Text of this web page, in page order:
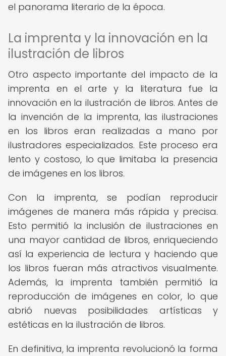
el panorama literario de la época.
La imprenta y la innovación en la
ilustración de libros
Otro aspecto importante del impacto de la
imprenta en el arte y la literatura fue la
innovación en la ilustración de libros. Antes de
la invención de la imprenta, las ilustraciones
en los libros eran realizadas a mano por
ilustradores especializados. Este proceso era
lento y costoso, lo que limitaba la presencia
de imágenes en los libros.
Con la imprenta, se podían reproducir
imágenes de manera más rápida y precisa.
Esto permitió la inclusión de ilustraciones en
una mayor cantidad de libros, enriqueciendo
así la experiencia de lectura y haciendo que
los libros fueran más atractivos visualmente.
Además, la imprenta también permitió la
reproducción de imágenes en color, lo que
abrió nuevas posibilidades artísticas y
estéticas en la ilustración de libros.
En definitiva, la imprenta revolucionó la forma